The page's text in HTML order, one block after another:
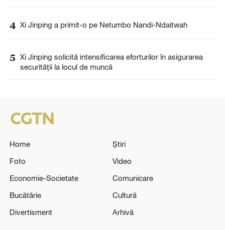
4 Xi Jinping a primit-o pe Netumbo Nandi-Ndaitwah
5 Xi Jinping solicită intensificarea eforturilor în asigurarea
securității la locul de muncă
Home
Știri
Foto
Video
Economie-Societate
Comunicare
Bucătărie
Cultură
Divertisment
Arhivă